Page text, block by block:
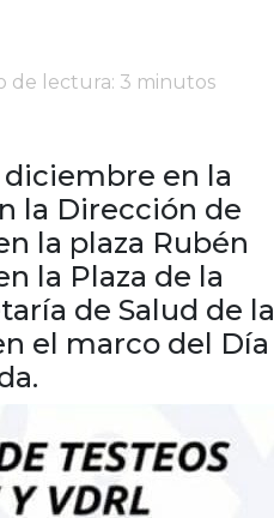
de lectura: 3 minutos
diciembre en la
la Dirección de
la plaza Rubén
la Plaza de la
de Salud de la
el marco del Día